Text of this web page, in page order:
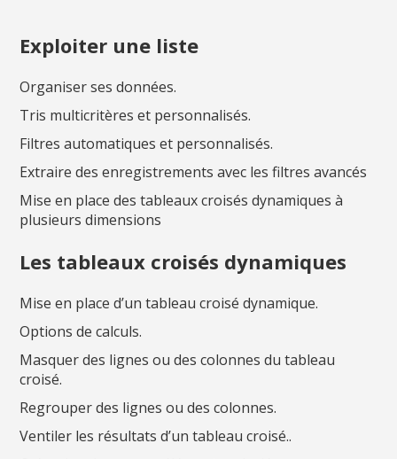
Exploiter une liste
Organiser ses données.
Tris multicritères et personnalisés.
Filtres automatiques et personnalisés.
Extraire des enregistrements avec les filtres avancés
Mise en place des tableaux croisés dynamiques à
plusieurs dimensions
Les tableaux croisés dynamiques
Mise en place d’un tableau croisé dynamique.
Options de calculs.
Masquer des lignes ou des colonnes du tableau
croisé.
Regrouper des lignes ou des colonnes.
Ventiler les résultats d’un tableau croisé..